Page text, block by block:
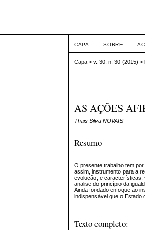
CAPA SOBRE
Capa >v. 30, n. 30 (2015) >
AS AÇÕES
Thais Silva NOVAIS
Resumo
O presente trabalho tem
assim, instrumento para a
evolução, e características,
analise do princípio da
Ainda foi dado enfoque ao
indispensável que o Estado
Texto completo: